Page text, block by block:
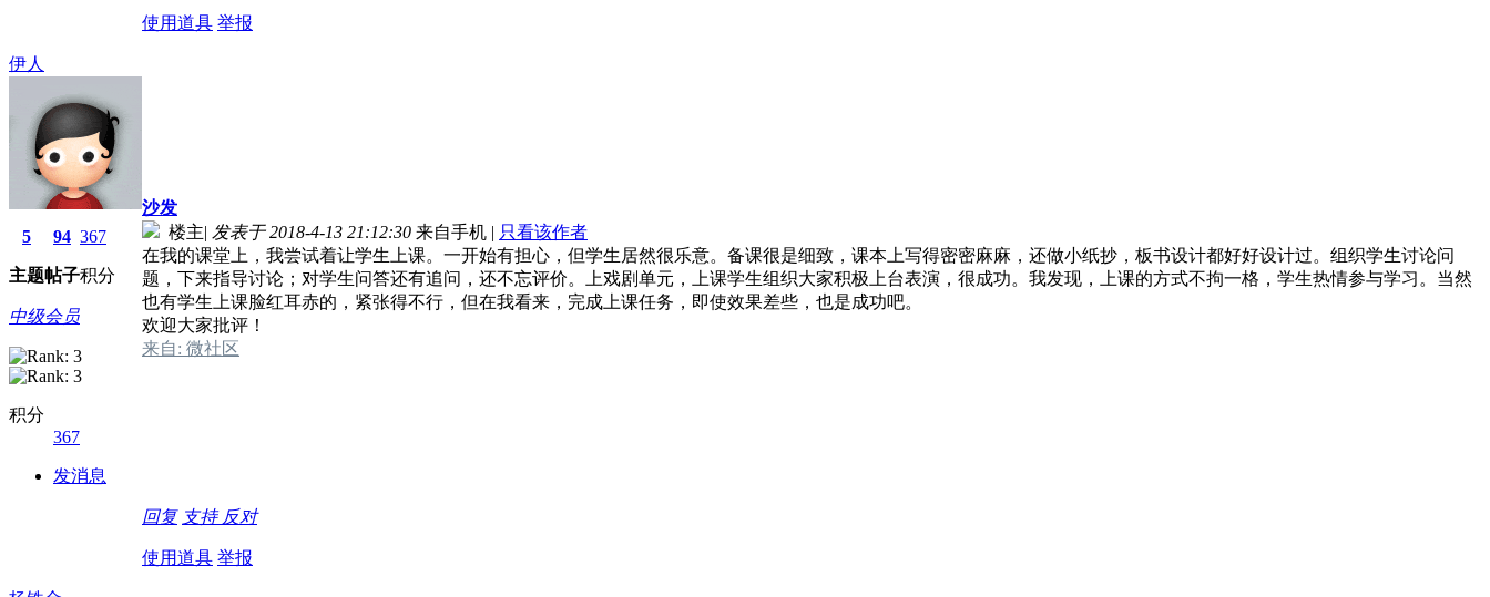
使用道具 举报
伊人
5
主题
94
帖子
367
积分
中级会员
积分
367
发消息
沙发
楼主| 发表于 2018-4-13 21:12:30 来自手机 | 只看该作者
在我的课堂上，我尝试着让学生上课。一开始有担心，但学生居然很乐意。备课很是细致，课本上写得密密麻麻，还做小纸抄，板书设计都好好设计过。组织学生讨论问
题，下来指导讨论；对学生问答还有追问，还不忘评价。上戏剧单元，上课学生组织大家积极上台表演，很成功。我发现，上课的方式不拘一格，学生热情参与学习。当然
也有学生上课脸红耳赤的，紧张得不行，但在我看来，完成上课任务，即使效果差些，也是成功吧。
欢迎大家批评！
来自: 微社区
回复 支持 反对
使用道具 举报